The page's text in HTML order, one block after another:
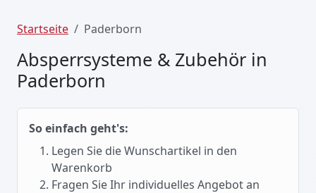
Startseite Paderborn
Absperrsysteme & Zubehör in
Paderborn
So einfach geht's:
Legen Sie die Wunschartikel in den
Warenkorb
Fragen Sie Ihr individuelles Angebot an